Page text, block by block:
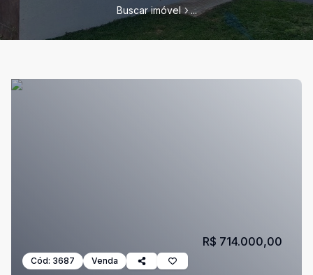
Buscar imóvel ...
Cód: 3687 Venda
R$ 714.000,00